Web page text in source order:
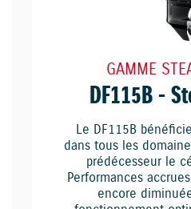
GAMME
DF115B -
Le DF115B
dans tous les
prédécesseur le
Performances
encore